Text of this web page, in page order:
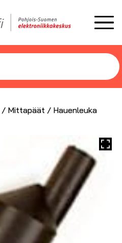
/ Mittapäät / Hauenleuka